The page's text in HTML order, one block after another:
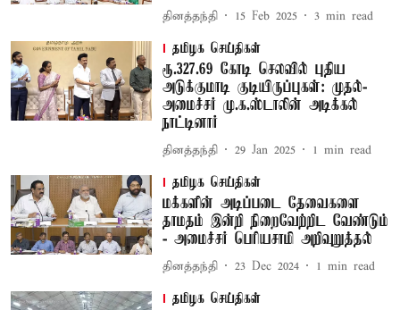
தினத்தந்தி 15 Feb 2025 3 min read
தமிழக செய்திகள்
ரூ.327.69 கோடி செலவில் புதிய
அடுக்குமாடி குடியிருப்புகள்: முதல்-
அமைச்சர் மு.க.ஸ்டாலின் அடிக்கல்
நாட்டினார்
தினத்தந்தி 29 Jan 2025 1 min read
தமிழக செய்திகள்
மக்களின் அடிப்படை தேவைகளை
தாமதம் இன்றி நிறைவேற்றிட வேண்டும்
- அமைச்சர் பெரியசாமி அறிவுறுத்தல்
தினத்தந்தி 23 Dec 2024 1 min read
தமிழக செய்திகள்